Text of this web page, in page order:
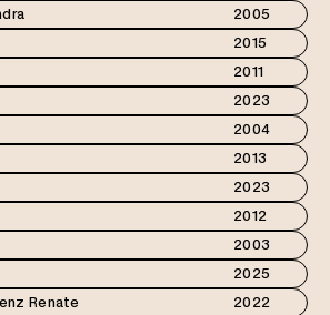
2005
2015
2011
2023
2004
2013
2023
2012
2003
2025
Renate
2022